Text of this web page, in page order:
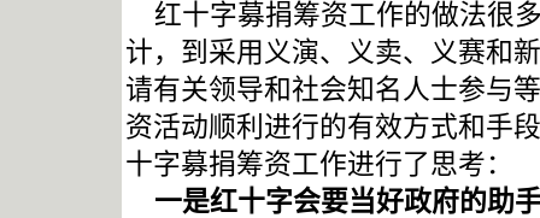
红十字募捐筹资工作的做法很
计，到采用义演、义卖、义赛和
请有关领导和社会知名人士参与
资活动顺利进行的有效方式和手
十字募捐筹资工作进行了思考：
一是红十字会要当好政府的助